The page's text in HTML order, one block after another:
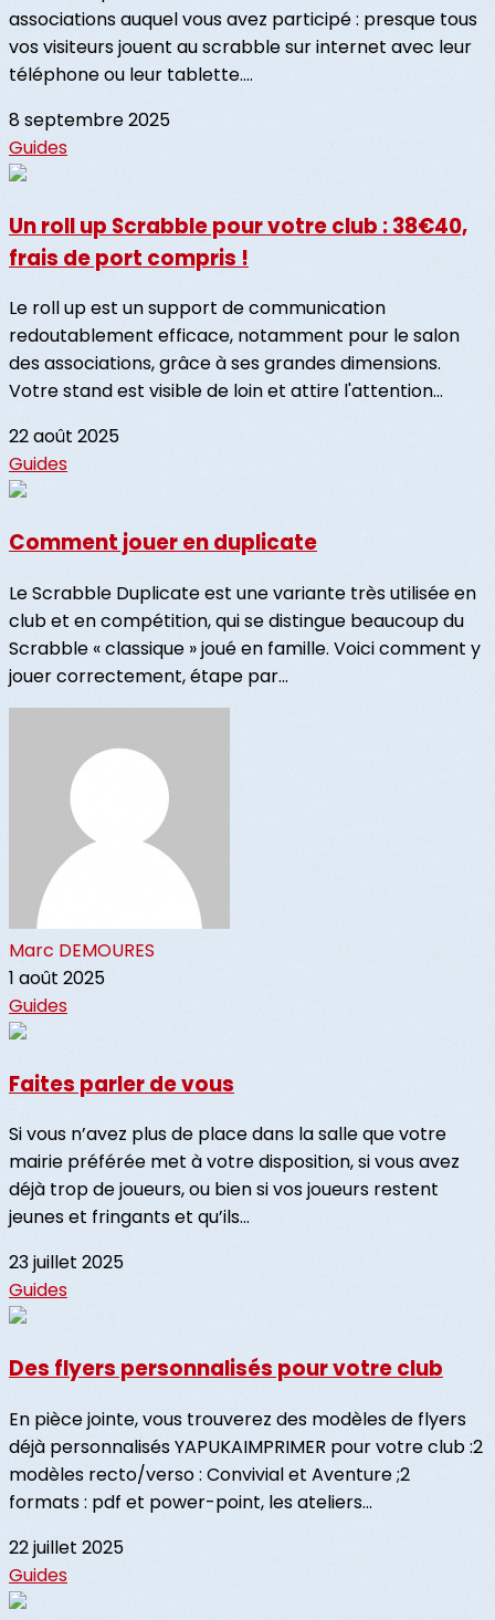
associations auquel vous avez participé : presque tous
vos visiteurs jouent au scrabble sur internet avec leur
téléphone ou leur tablette....
8 septembre 2025
Guides
Un roll up Scrabble pour votre club : 38€40,
frais de port compris !
Le roll up est un support de communication
redoutablement efficace, notamment pour le salon
des associations, grâce à ses grandes dimensions.
Votre stand est visible de loin et attire l'attention...
22 août 2025
Guides
Comment jouer en duplicate
Le Scrabble Duplicate est une variante très utilisée en
club et en compétition, qui se distingue beaucoup du
Scrabble « classique » joué en famille. Voici comment y
jouer correctement, étape par...
Marc DEMOURES
1 août 2025
Guides
Faites parler de vous
Si vous n’avez plus de place dans la salle que votre
mairie préférée met à votre disposition, si vous avez
déjà trop de joueurs, ou bien si vos joueurs restent
jeunes et fringants et qu’ils...
23 juillet 2025
Guides
Des flyers personnalisés pour votre club
En pièce jointe, vous trouverez des modèles de flyers
déjà personnalisés YAPUKAIMPRIMER pour votre club :2
modèles recto/verso : Convivial et Aventure ;2
formats : pdf et power-point, les ateliers...
22 juillet 2025
Guides